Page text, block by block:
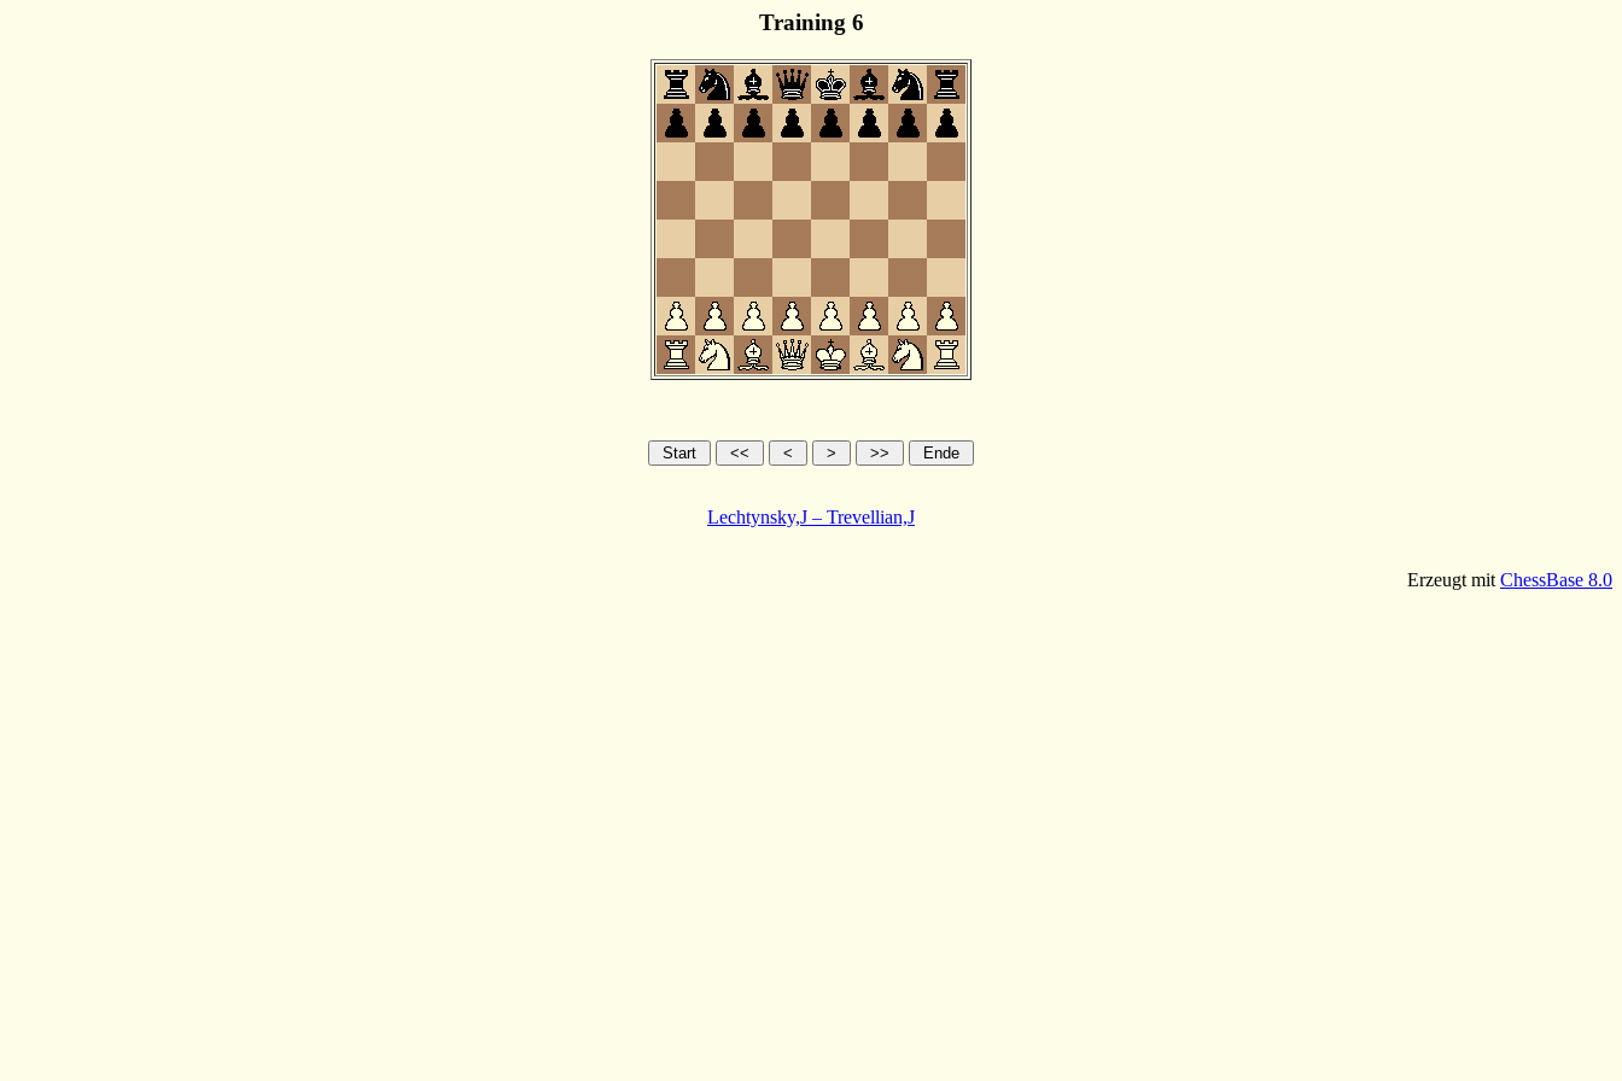
Training 6
Lechtynsky,J – Trevellian,J
Erzeugt mit ChessBase 8.0